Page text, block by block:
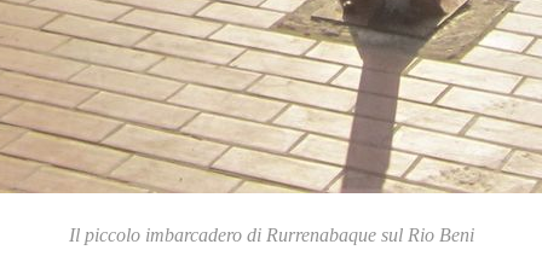
Il piccolo imbarcadero di Rurrenabaque sul Rio Beni